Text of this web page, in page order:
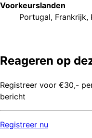
Voorkeurslanden
Portugal, Frankrijk,
Reageren op
Registreer voor €30,-
bericht
Registreer nu